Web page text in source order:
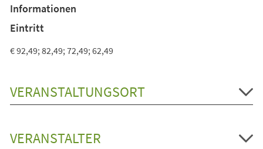
neuen
Tab)
Informationen
Eintritt
€ 92,49; 82,49; 72,49; 62,49
VERANSTALTUNGSORT
VERANSTALTER